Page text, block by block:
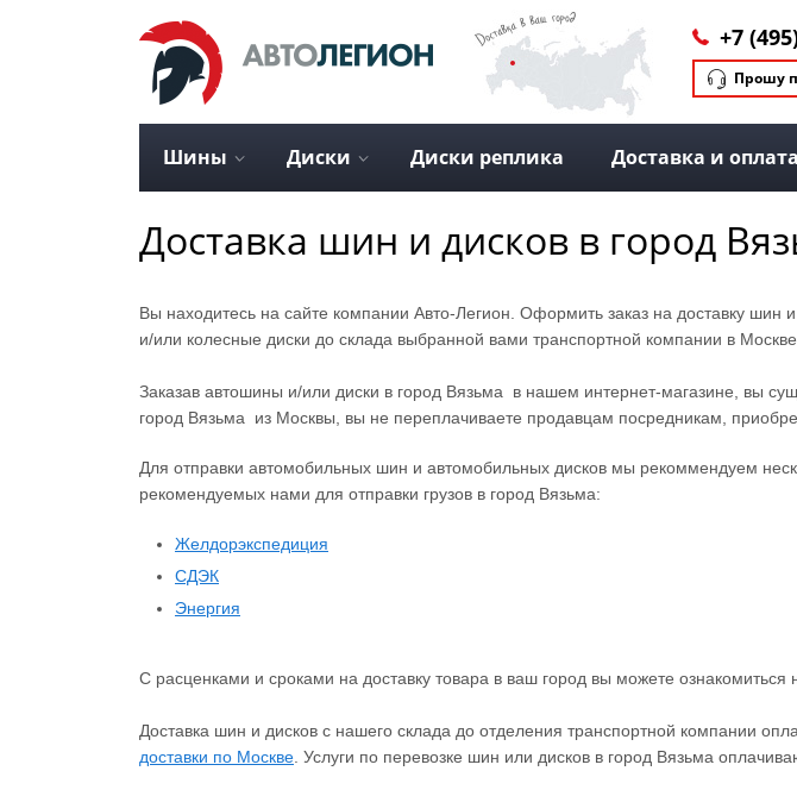
+7
Прошу
Шины Диски Диски реплика Доставка и оплата
Доставка шин и дисков в город
Вы находитесь на сайте компании Aвто-Легион. Оформить заказ на доставку
и/или колесные диски до склада выбранной вами транспортной компании в
Заказав автошины и/или диски в город Вязьма в нашем интернет-магазине, вы
город Вязьма из Москвы, вы не переплачиваете продавцам посредникам,
Для отправки автомобильных шин и автомобильных дисков мы рекоммендуем
рекомендуемых нами для отправки грузов в город Вязьма:
Желдорэкспедиция
СДЭК
Энергия
С расценками и сроками на доставку товара в ваш город вы можете ознакомиться
Доставка шин и дисков с нашего склада до отделения транспортной компании
доставки по Москве . Услуги по перевозке шин или дисков в город Вязьма